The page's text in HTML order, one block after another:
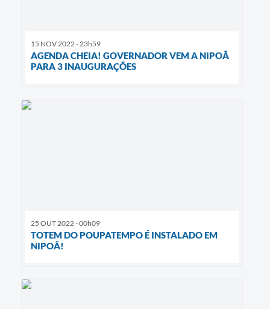
15 NOV 2022 - 23h59
AGENDA CHEIA! GOVERNADOR VEM A NIPOÃ
PARA 3 INAUGURAÇÕES
25 OUT 2022 - 00h09
TOTEM DO POUPATEMPO É INSTALADO EM
NIPOÃ!